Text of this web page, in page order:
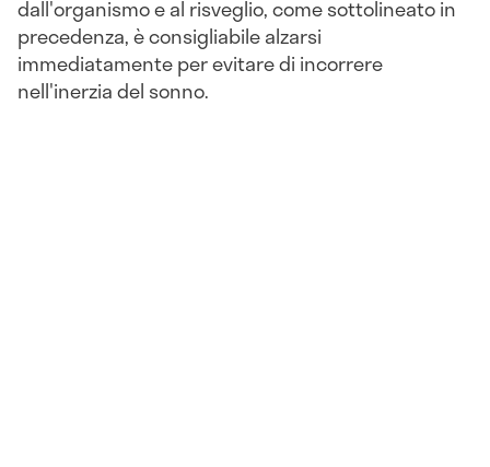
dall'organismo e al risveglio, come sottolineato in
precedenza, è consigliabile alzarsi
immediatamente per evitare di incorrere
nell'inerzia del sonno.